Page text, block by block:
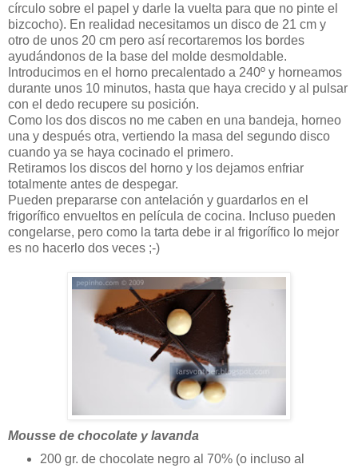
círculo sobre el papel y darle la vuelta para que no pinte el
bizcocho). En realidad necesitamos un disco de 21 cm y
otro de unos 20 cm pero así recortaremos los bordes
ayudándonos de la base del molde desmoldable.
Introducimos en el horno precalentado a 240º y horneamos
durante unos 10 minutos, hasta que haya crecido y al pulsar
con el dedo recupere su posición.
Como los dos discos no me caben en una bandeja, horneo
una y después otra, vertiendo la masa del segundo disco
cuando ya se haya cocinado el primero.
Retiramos los discos del horno y los dejamos enfriar
totalmente antes de despegar.
Pueden prepararse con antelación y guardarlos en el
frigorífico envueltos en película de cocina. Incluso pueden
congelarse, pero como la tarta debe ir al frigorífico lo mejor
es no hacerlo dos veces ;-)
Mousse de chocolate y lavanda
200 gr. de chocolate negro al 70% (o incluso al